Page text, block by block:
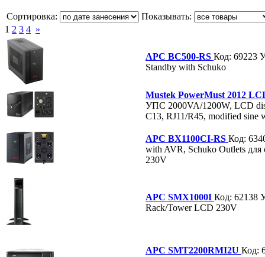
Сортировка:
Показывать:
1 2 3 4 »
APC BC500-RS Код: 69223
Standby with Schuko
Mustek PowerMust 2012
УПС 2000VA/1200W, LCD
C13, RJ11/R45, modified sine
APC BX1100CI-RS Код:
with AVR, Schuko Outlets
230V
APC SMX1000I Код: 62138
Rack/Tower LCD 230V
APC SMT2200RMI2U Код: